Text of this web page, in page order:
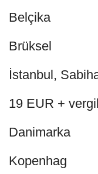
Belçika
Brüksel
İstanbul,
19 EUR +
Danimarka
Kopenhag